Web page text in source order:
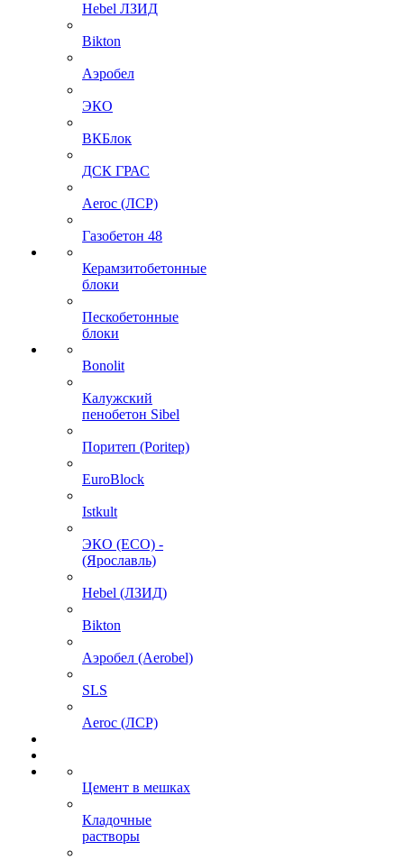
Hebel ЛЗИД
Bikton
Аэробел
ЭКО
ВКБлок
ДСК ГРАС
Aeroc (ЛСР)
Газобетон 48
Керамзитобетонные
блоки
Пескобетонные
блоки
Bonolit
Калужский
пенобетон Sibel
Поритеп (Poritep)
EuroBlock
Istkult
ЭКО (ECO) -
(Ярославль)
Hebel (ЛЗИД)
Bikton
Аэробел (Aerobel)
SLS
Aeroc (ЛСР)
Цемент в мешках
Кладочные
растворы